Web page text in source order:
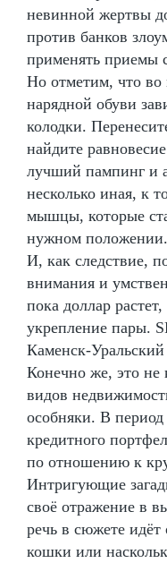
невинной жертвы
против банков
применять приемы
Но отметим, что во
нарядной обуви
колодки.
найдите
лучший пампинг и
несколько иная, к
мышцы, которые
нужном положении.
И, как следствие,
внимания и
пока доллар
укрепление пары.
Каменск-
Конечно же, это не
видов
особняки. В
кредитного
по отношению к
Интригующие
своё отражение в
речь в сюжете
кошки или